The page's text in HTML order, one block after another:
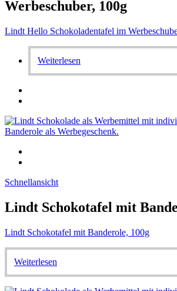
Werbeschuber, 100g
Lindt Hello Schokoladentafel im
Weiterlesen
Schnellansicht
Lindt Schokotafel mit
Lindt Schokotafel mit Banderole, 100g
Weiterlesen